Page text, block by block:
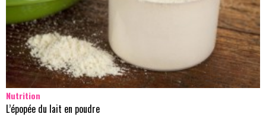
Nutrition
L’épopée du lait en poudre